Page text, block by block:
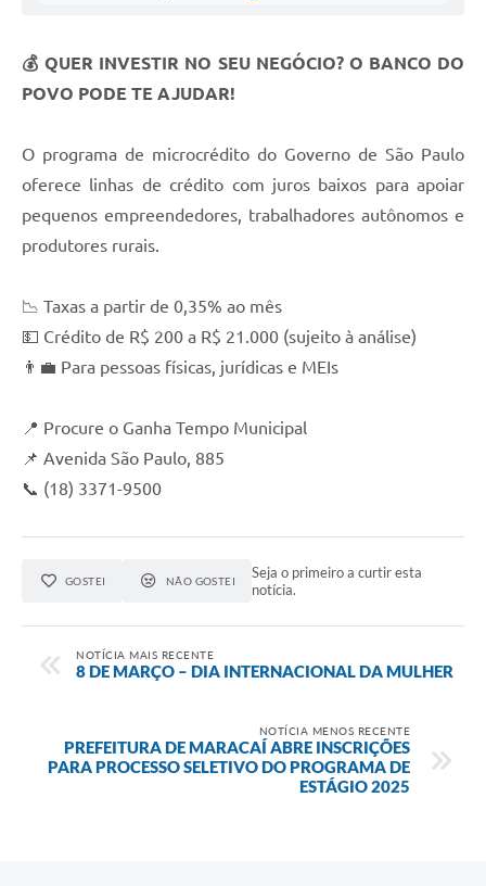
💰 QUER INVESTIR NO SEU NEGÓCIO? O BANCO DO
POVO PODE TE AJUDAR!
O programa de microcrédito do Governo de São Paulo
oferece linhas de crédito com juros baixos para apoiar
pequenos empreendedores, trabalhadores autônomos e
produtores rurais.
📉 Taxas a partir de 0,35% ao mês
💵 Crédito de R$ 200 a R$ 21.000 (sujeito à análise)
👨‍💼 Para pessoas físicas, jurídicas e MEIs
📍 Procure o Ganha Tempo Municipal
📌 Avenida São Paulo, 885
📞 (18) 3371-9500
GOSTEI NÃO GOSTEI
Seja o primeiro a curtir esta
notícia.
NOTÍCIA MAIS RECENTE
8 DE MARÇO – DIA INTERNACIONAL DA MULHER
NOTÍCIA MENOS RECENTE
PREFEITURA DE MARACAÍ ABRE INSCRIÇÕES
PARA PROCESSO SELETIVO DO PROGRAMA DE
ESTÁGIO 2025